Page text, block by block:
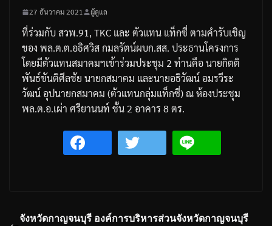
27 ธันวาคม 2021 ผู้ดูแล
ที่ร่วมกับสวพ.91, TKC และ ตัวแทน แท็กซี่ ตามคำรับเชิญ
ของ พล.ต.ต.อธิศวิสกมลรัตน์ผบก.สส. ประธานโครงการ
โดยมีตัวแทนสมาคมฯเข้าร่วมประชุม 2 ท่านคือนายกิตติ
พันธ์ขันติศีลชัย นายกสมาคม และนายอธิวัฒน์อมรวีระ
วัฒน์อุปนายกสมาคม (ตัวแทนกลุ่มแท็กซี่)ณห้องประชุม
พล.ต.อ.เผ่า ศรียานนท์ ชั้น 2 อาคาร 8ตร.
จังหวัดกาญจนบุรี องค์การบริหารส่วนจังหวัดกาญจนบุรี